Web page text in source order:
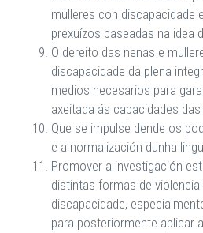
mulleres con discapacidade
prexuízos baseadas na idea
O dereito das nenas e
discapacidade da plena
medios necesarios para
axeitada ás capacidades
Que se impulse dende os
e a normalización dunha
Promover a investigación
distintas formas de
discapacidade,
para posteriormente aplicar